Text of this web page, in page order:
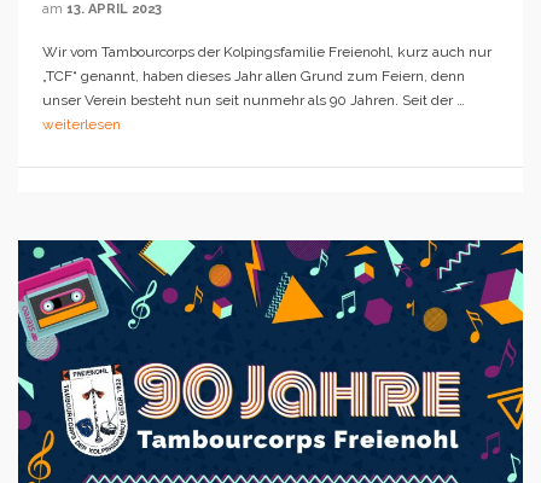
am 13. APRIL 2023
Wir vom Tambourcorps der Kolpingsfamilie Freienohl, kurz auch nur
„TCF“ genannt, haben dieses Jahr allen Grund zum Feiern, denn
unser Verein besteht nun seit nunmehr als 90 Jahren. Seit der …
weiterlesen